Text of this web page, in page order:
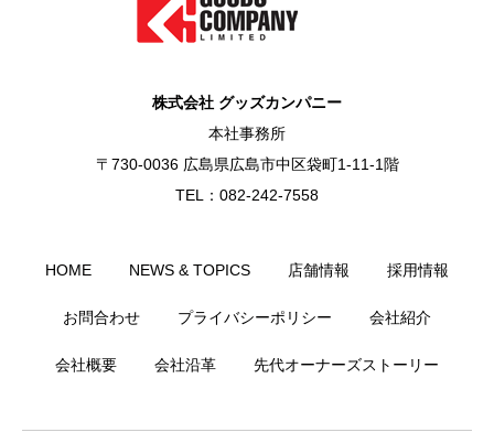
株式会社 グッズカンパニー
本社事務所
〒730-0036 広島県広島市中区袋町1-11-1階
TEL：082-242-7558
HOME NEWS & TOPICS 店舗情報 採用情報
お問合わせ プライバシーポリシー 会社紹介
会社概要 会社沿革 先代オーナーズストーリー